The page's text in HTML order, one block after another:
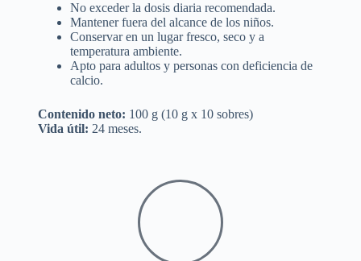
No exceder la dosis diaria recomendada.
Mantener fuera del alcance de los niños.
Conservar en un lugar fresco, seco y a
temperatura ambiente.
Apto para adultos y personas con deficiencia de
calcio.
Contenido neto: 100 g (10 g x 10 sobres)
Vida útil: 24 meses.